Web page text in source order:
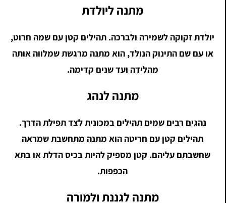
מתנה ליולדת
יולדת זקוקה לשמירה ולברכה. תהילים קטן עם שמה חרוט,
או עם שם התינוק הנולד, הוא מתנה מרגשת שמלווה אותה
מהלידה ועד שנים קדימה.
מתנה לנהג
נהגים רבים שמים תהילים במכונית לצד תפילת הדרך.
תהילים קטן עם חריטה הוא מתנה מתחשבת שמראה
שחשבתם עליהם. קטן מספיק להיות בכיס הדלת או בתא
הכפפות.
מתנה לגננת ולמורה